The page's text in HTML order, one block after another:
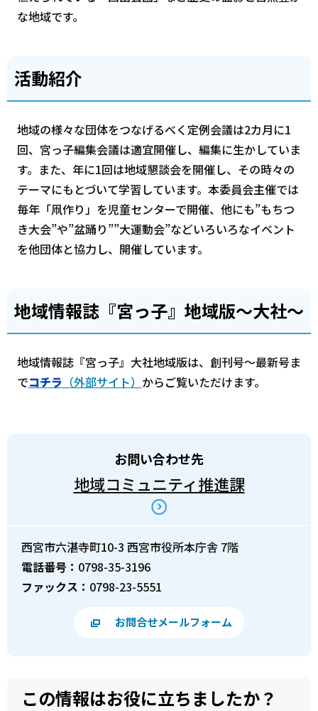
な地域です。
活動紹介
地域の様々な団体をつなげるべく定例会議は2カ月に1
回、宮っ子編集会議は適宜開催し、編集に生かしていま
す。また、年に1回は地域懇談会を開催し、その時々の
テーマにもとづいて学習しています。本委員会主催では
毎年「凧作り」を児童センターで開催、他にも”もちつ
き大会”や”盆踊り””大運動会”などいろいろなイベント
を他団体と協力し、開催しています。
地域情報誌『宮っ子』地域版～大社～
地域情報誌『宮っ子』大社地域版は、創刊号～最新号ま
でコチラ （外部サイト） からご覧いただけます。
お問い合わせ先
地域コミュニティ推進課
西宮市六湛寺町10-3 西宮市役所本庁舎 7階
電話番号： 0798-35-3196
ファックス： 0798-23-5551
お問合せメールフォーム
この情報はお役に立ちましたか？